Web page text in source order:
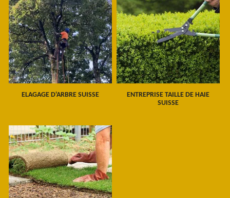
ELAGAGE D'ARBRE SUISSE
ENTREPRISE TAILLE DE HAIE
SUISSE